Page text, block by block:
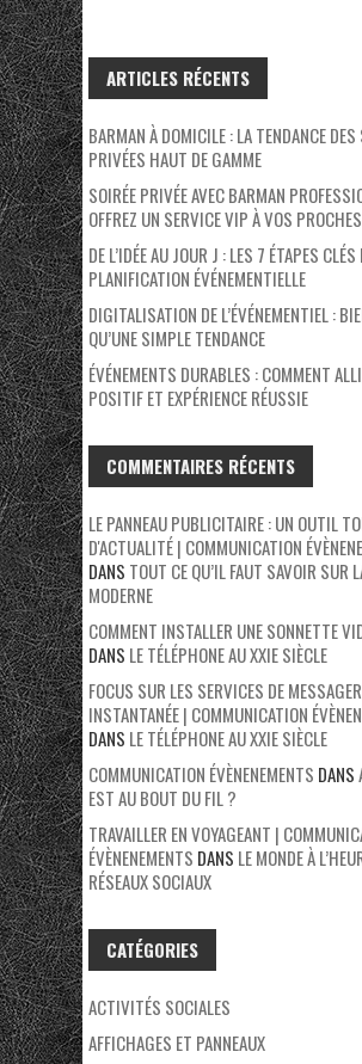
ARTICLES RÉCENTS
BARMAN À DOMICILE : LA TENDANCE DES
PRIVÉES HAUT DE GAMME
SOIRÉE PRIVÉE AVEC BARMAN
OFFREZ UN SERVICE VIP À VOS PROCHES
DE L’IDÉE AU JOUR J : LES 7 ÉTAPES CLÉS
PLANIFICATION ÉVÉNEMENTIELLE
DIGITALISATION DE L’ÉVÉNEMENTIEL :
QU’UNE SIMPLE TENDANCE
ÉVÉNEMENTS DURABLES : COMMENT
POSITIF ET EXPÉRIENCE RÉUSSIE
COMMENTAIRES RÉCENTS
LE PANNEAU PUBLICITAIRE : UN OUTIL
D'ACTUALITÉ | COMMUNICATION
DANS TOUT CE QU’IL FAUT SAVOIR SUR
MODERNE
COMMENT INSTALLER UNE SONNETTE
DANS LE TÉLÉPHONE AU XXIE SIÈCLE
FOCUS SUR LES SERVICES DE
INSTANTANÉE | COMMUNICATION
DANS LE TÉLÉPHONE AU XXIE SIÈCLE
COMMUNICATION ÉVÈNENEMENTS DANS
EST AU BOUT DU FIL ?
TRAVAILLER EN VOYAGEANT |
ÉVÈNENEMENTS DANS LE MONDE À
RÉSEAUX SOCIAUX
CATÉGORIES
ACTIVITÉS SOCIALES
AFFICHAGES ET PANNEAUX